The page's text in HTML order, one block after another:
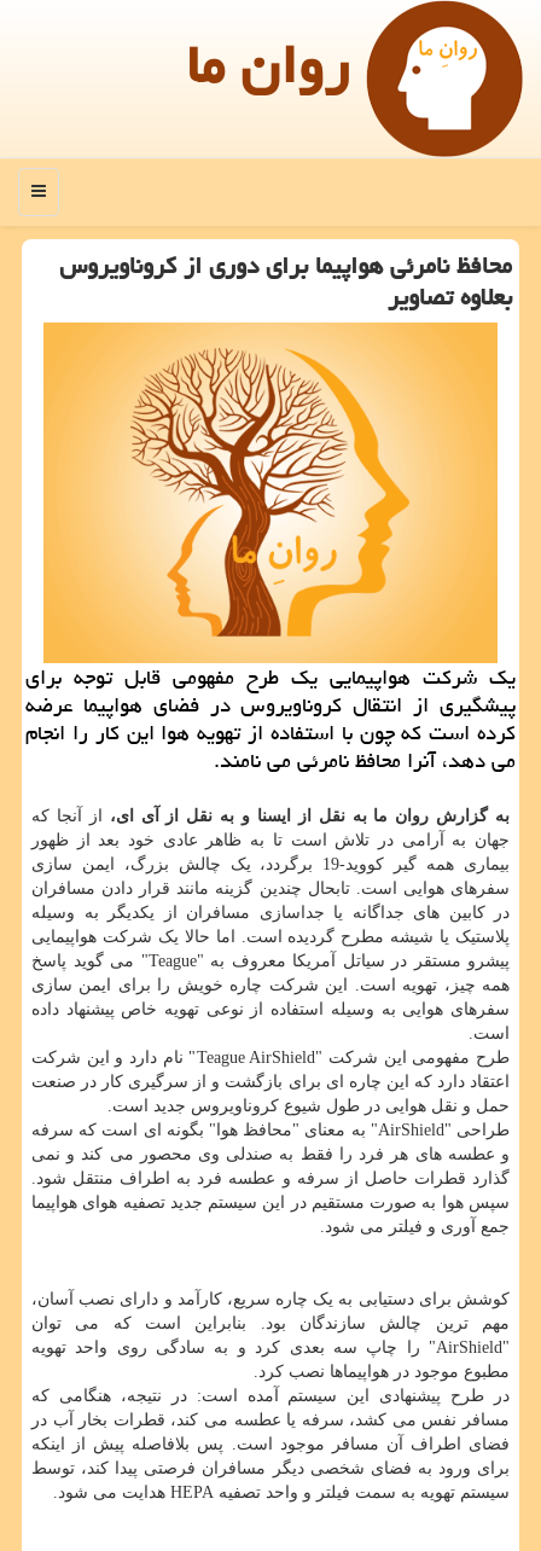
روان ما
منو
محافظ نامرئی هواپیما برای دوری از كروناویروس
بعلاوه تصاویر
یك شركت هواپیمایی یك طرح مفهومی قابل توجه برای
پیشگیری از انتقال كروناویروس در فضای هواپیما عرضه
كرده است كه چون با استفاده از تهویه هوا این كار را انجام
می دهد، آنرا محافظ نامرئی می نامند.
به گزارش روان ما به نقل از ایسنا و به نقل از آی ای،
از آنجا که
جهان به آرامی در تلاش است تا به ظاهر عادی خود بعد از ظهور
بیماری همه گیر کووید-19 برگردد، یک چالش بزرگ، ایمن سازی
سفرهای هوایی است. تابحال چندین گزینه مانند قرار دادن مسافران
در کابین های جداگانه یا جداسازی مسافران از یکدیگر به وسیله
پلاستیک یا شیشه مطرح گردیده است. اما حالا یک شرکت هواپیمایی
پیشرو مستقر در سیاتل آمریکا معروف به "Teague" می گوید پاسخ
همه چیز، تهویه است. این شرکت چاره خویش را برای ایمن سازی
سفرهای هوایی به وسیله استفاده از نوعی تهویه خاص پیشنهاد داده
است.
طرح مفهومی این شرکت "Teague AirShield" نام دارد و این شرکت
اعتقاد دارد که این چاره ای برای بازگشت و از سرگیری کار در صنعت
حمل و نقل هوایی در طول شیوع کروناویروس جدید است.
طراحی "AirShield" به معنای "محافظ هوا" بگونه ای است که سرفه
و عطسه های هر فرد را فقط به صندلی وی محصور می کند و نمی
گذارد قطرات حاصل از سرفه و عطسه فرد به اطراف منتقل شود.
سپس هوا به صورت مستقیم در این سیستم جدید تصفیه هوای هواپیما
جمع آوری و فیلتر می شود.
کوشش برای دستیابی به یک چاره سریع، کارآمد و دارای نصب آسان،
مهم ترین چالش سازندگان بود. بنابراین است که می توان
"AirShield" را چاپ سه بعدی کرد و به سادگی روی واحد تهویه
مطبوع موجود در هواپیماها نصب کرد.
در طرح پیشنهادی این سیستم آمده است: در نتیجه، هنگامی که
مسافر نفس می کشد، سرفه یا عطسه می کند، قطرات بخار آب در
فضای اطراف آن مسافر موجود است. پس بلافاصله پیش از اینکه
برای ورود به فضای شخصی دیگر مسافران فرصتی پیدا کند، توسط
سیستم تهویه به سمت فیلتر و واحد تصفیه HEPA هدایت می شود.